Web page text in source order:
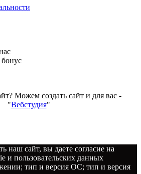
Можем создать сайт и для вас -
"Вебстудия"
наш сайт, вы даете согласие на
и пользовательских данных
тип и версия ОС; тип и версия